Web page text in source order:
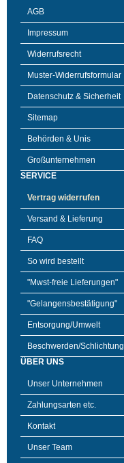
AGB
Impressum
Widerrufsrecht
Muster-Widerrufsformular
Datenschutz & Sicherheit
Sitemap
Behörden & Unis
Großunternehmen
SERVICE
Vertrag widerrufen
Versand & Lieferung
FAQ
So wird bestellt
"Mwst-freie Lieferungen"
"Gelangensbestätigung"
Entsorgung/Umwelt
Beschwerden/Schlichtung
ÜBER UNS
Unser Unternehmen
Zahlungsarten etc.
Kontakt
Unser Team